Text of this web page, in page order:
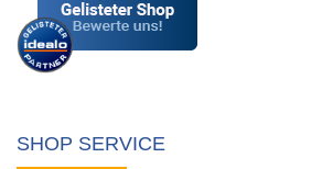
SHOP SERVICE